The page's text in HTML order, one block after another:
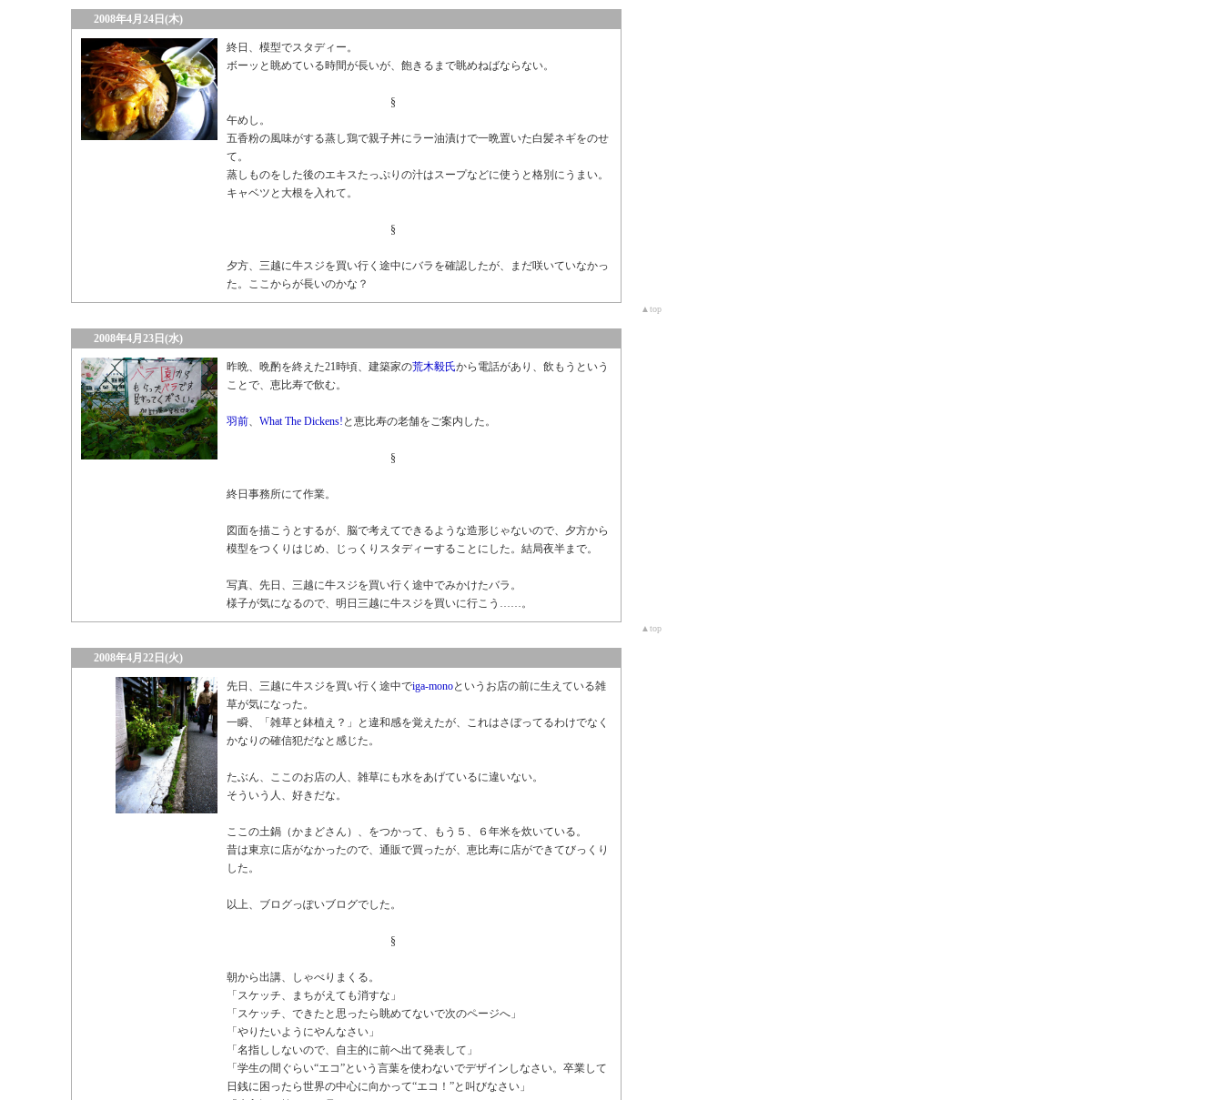
2008年4月24日(木)
終日、模型でスタディー。
ボーッと眺めている時間が長いが、飽きるまで眺めねばならない。
§
午めし。
五香粉の風味がする蒸し鶏で親子丼にラー油漬けで一晩置いた白髪ネギをのせ
て。
蒸しものをした後のエキスたっぷりの汁はスープなどに使うと格別にうまい。
キャベツと大根を入れて。
§
夕方、三越に牛スジを買い行く途中にバラを確認したが、まだ咲いていなかっ
た。ここからが長いのかな？
▲top
2008年4月23日(水)
昨晩、晩酌を終えた21時頃、建築家の荒木毅氏から電話があり、飲もうという
ことで、恵比寿で飲む。
羽前、 What The Dickens! と恵比寿の老舗をご案内した。
§
終日事務所にて作業。
図面を描こうとするが、脳で考えてできるような造形じゃないので、夕方から
模型をつくりはじめ、じっくりスタディーすることにした。結局夜半まで。
写真、先日、三越に牛スジを買い行く途中でみかけたバラ。
様子が気になるので、明日三越に牛スジを買いに行こう……。
▲top
2008年4月22日(火)
先日、三越に牛スジを買い行く途中でiga-monoというお店の前に生えている雑
草が気になった。
一瞬、「雑草と鉢植え？」と違和感を覚えたが、これはさぼってるわけでなく
かなりの確信犯だなと感じた。
たぶん、ここのお店の人、雑草にも水をあげているに違いない。
そういう人、好きだな。
ここの土鍋（かまどさん）、をつかって、もう５、６年米を炊いている。
昔は東京に店がなかったので、通販で買ったが、恵比寿に店ができてびっくり
した。
以上、ブログっぽいブログでした。
§
朝から出講、しゃべりまくる。
「スケッチ、まちがえても消すな」
「スケッチ、できたと思ったら眺めてないで次のページへ」
「やりたいようにやんなさい」
「名指ししないので、自主的に前へ出て発表して」
「学生の間ぐらい“エコ”という言葉を使わないでデザインしなさい。卒業して
日銭に困ったら世界の中心に向かって“エコ！”と叫びなさい」